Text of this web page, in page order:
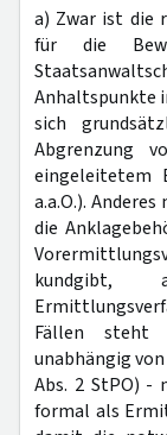
a) Zwar ist die
für die
Anhaltspunkte
sich
Abgrenzung
eingeleitetem
a.a.O.).
die
Fällen steht
unabhängig
Abs. 2 StPO) -
formal als